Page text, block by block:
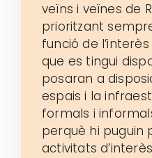
veïns i veïnes de
prioritzant
funció de
que es tingui
posaran a
espais i la
formals i
perquè hi
activitats